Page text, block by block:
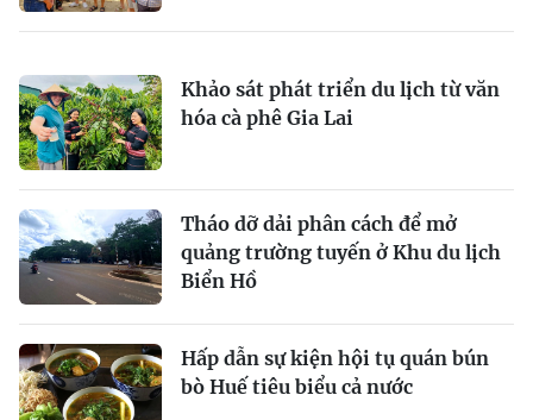
Khảo sát phát triển du lịch từ văn
hóa cà phê Gia Lai
Tháo dỡ dải phân cách để mở
quảng trường tuyến ở Khu du lịch
Biển Hồ
Hấp dẫn sự kiện hội tụ quán bún
bò Huế tiêu biểu cả nước